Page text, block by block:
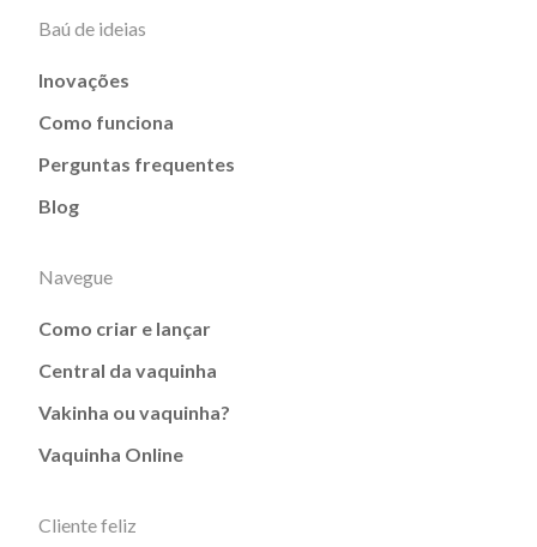
Baú de ideias
Inovações
Como funciona
Perguntas frequentes
Blog
Navegue
Como criar e lançar
Central da vaquinha
Vakinha ou vaquinha?
Vaquinha Online
Cliente feliz